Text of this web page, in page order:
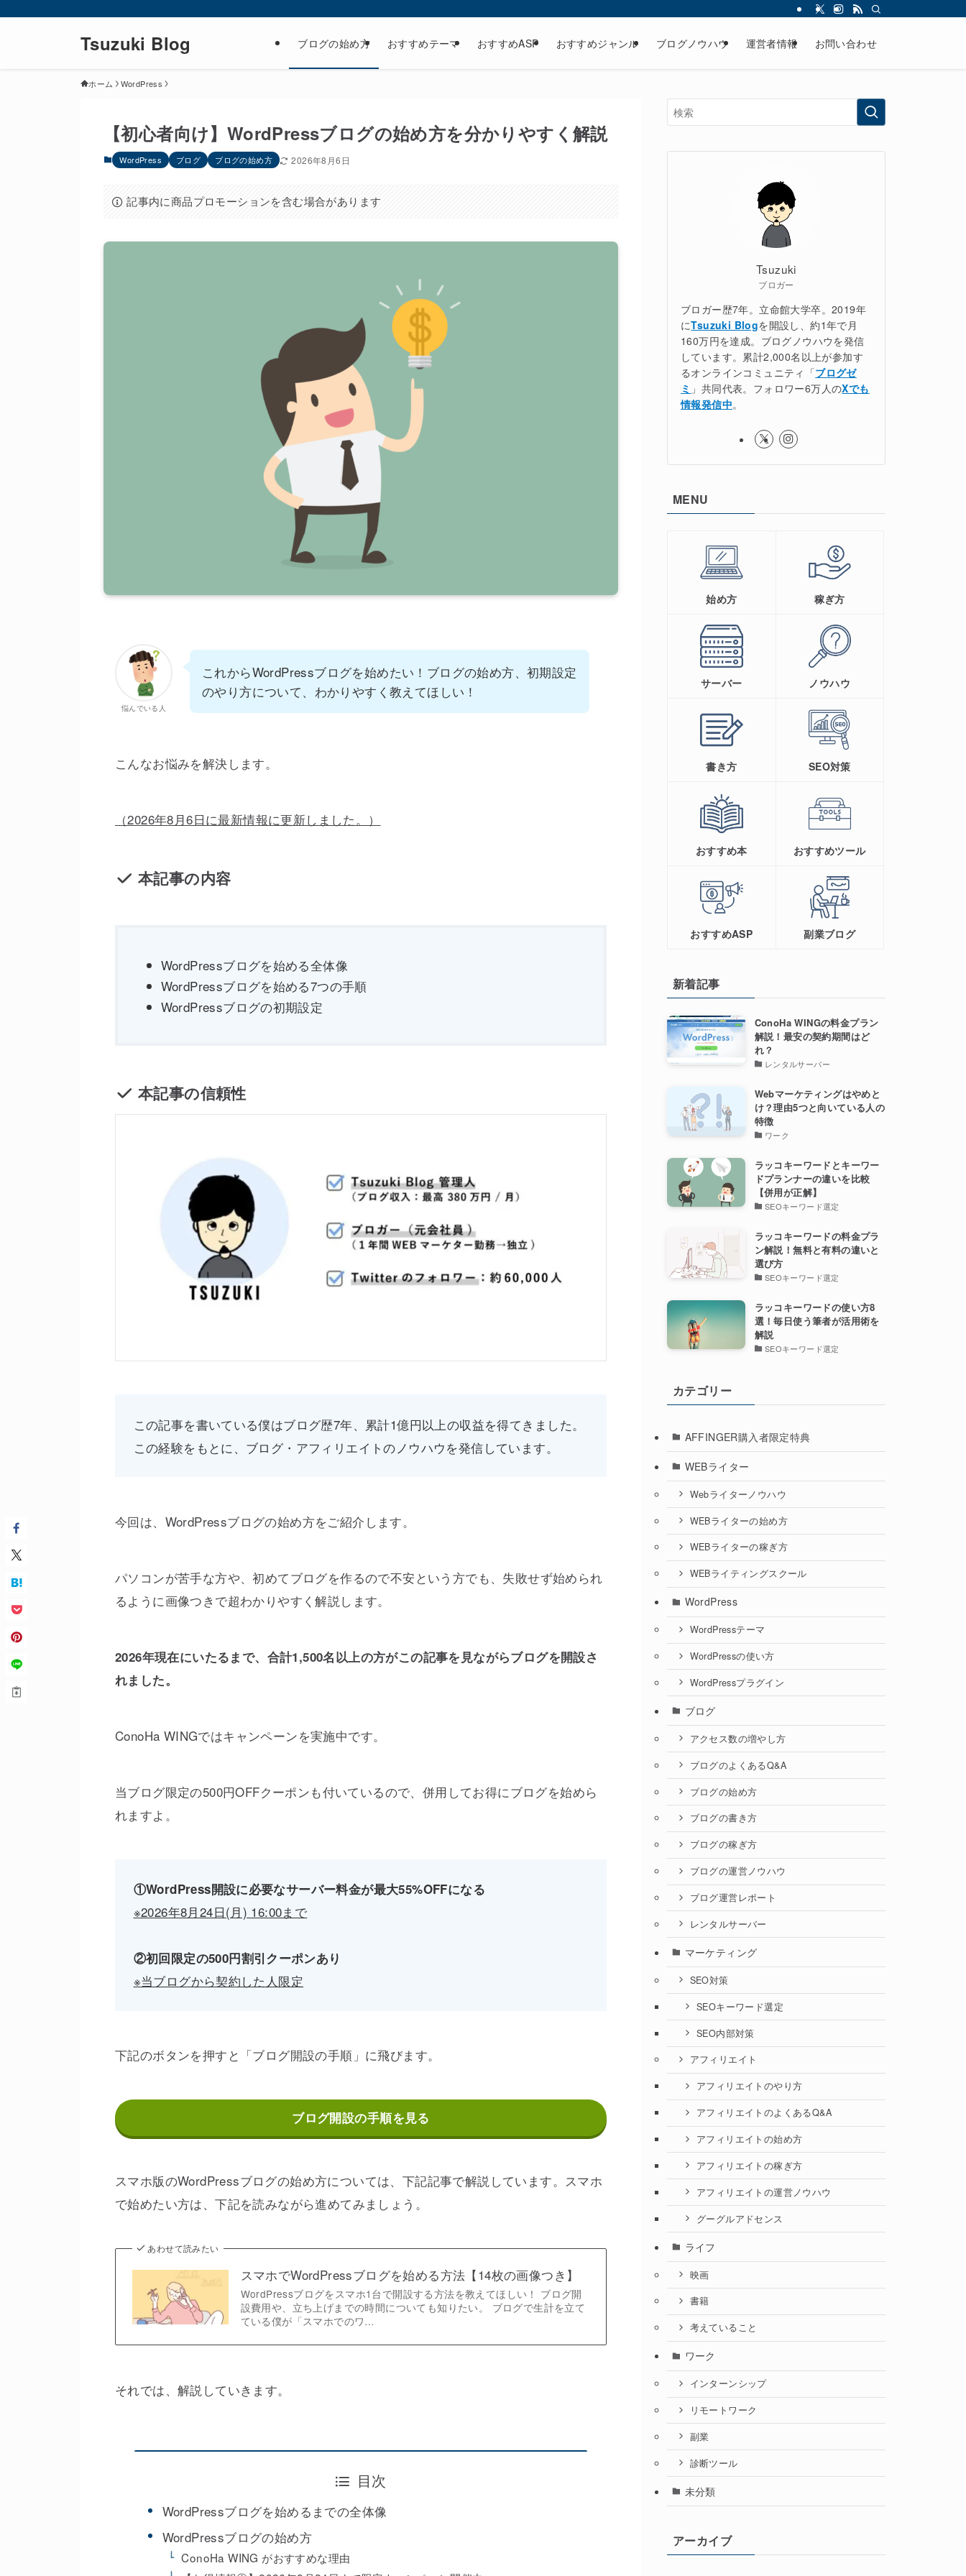
Tsuzuki Blog ブログの始め方 おすすめテーマ おすすめASP おすすめジャンル ブログノウハウ 運営者情報 お問い合わせ
ホーム WordPress
【初心者向け】WordPressブログの始め方を分かりやすく解説
WordPress ブログ ブログの始め方 2026年8月6日
記事内に商品プロモーションを含む場合があります
悩んでいる人
これからWordPressブログを始めたい！ブログの始め方、初期設定
のやり方について、わかりやすく教えてほしい！
こんなお悩みを解決します。
（2026年8月6日に最新情報に更新しました。）
本記事の内容
WordPressブログを始める全体像
WordPressブログを始める7つの手順
WordPressブログの初期設定
本記事の信頼性
この記事を書いている僕はブログ歴7年、累計1億円以上の収益を得てきました。
この経験をもとに、ブログ・アフィリエイトのノウハウを発信しています。
今回は、WordPressブログの始め方をご紹介します。
パソコンが苦手な方や、初めてブログを作るので不安という方でも、失敗せず始められ
るように画像つきで超わかりやすく解説します。
2026年現在にいたるまで、合計1,500名以上の方がこの記事を見ながらブログを開設さ
れました。
ConoHa WINGではキャンペーンを実施中です。
当ブログ限定の500円OFFクーポンも付いているので、併用してお得にブログを始めら
れますよ。
①WordPress開設に必要なサーバー料金が最大55%OFFになる
※2026年8月24日(月) 16:00まで
②初回限定の500円割引クーポンあり
※当ブログから契約した人限定
下記のボタンを押すと「ブログ開設の手順」に飛びます。
ブログ開設の手順を見る
スマホ版のWordPressブログの始め方については、下記記事で解説しています。スマホ
で始めたい方は、下記を読みながら進めてみましょう。
あわせて読みたい
スマホでWordPressブログを始める方法【14枚の画像つき】
WordPressブログをスマホ1台で開設する方法を教えてほしい！ ブログ開
設費用や、立ち上げまでの時間についても知りたい。 ブログで生計を立て
ている僕が「スマホでのワ…
それでは、解説していきます。
目次
WordPressブログを始めるまでの全体像
WordPressブログの始め方
ConoHa WING がおすすめな理由
Tsuzuki
ブロガー
ブロガー歴7年。立命館大学卒。2019年
にTsuzuki Blogを開設し、約1年で月
160万円を達成。ブログノウハウを発信
しています。累計2,000名以上が参加す
るオンラインコミュニティ「ブログゼ
ミ 」共同代表。フォロワー6万人のXでも
情報発信中。
MENU
始め方 稼ぎ方
サーバー ノウハウ
書き方 SEO対策
おすすめ本 おすすめツール
おすすめASP 副業ブログ
新着記事
ConoHa WINGの料金プラン
解説！最安の契約期間はど
れ？
レンタルサーバー
Webマーケティングはやめと
け？理由5つと向いている人の
特徴
ワーク
ラッコキーワードとキーワー
ドプランナーの違いを比較
【併用が正解】
SEOキーワード選定
ラッコキーワードの料金プラ
ン解説！無料と有料の違いと
選び方
SEOキーワード選定
ラッコキーワードの使い方8
選！毎日使う筆者が活用術を
解説
SEOキーワード選定
カテゴリー
AFFINGER購入者限定特典
WEBライター
Webライターノウハウ
WEBライターの始め方
WEBライターの稼ぎ方
WEBライティングスクール
WordPress
WordPressテーマ
WordPressの使い方
WordPressプラグイン
ブログ
アクセス数の増やし方
ブログのよくあるQ&A
ブログの始め方
ブログの書き方
ブログの稼ぎ方
ブログの運営ノウハウ
ブログ運営レポート
レンタルサーバー
マーケティング
SEO対策
SEOキーワード選定
SEO内部対策
アフィリエイト
アフィリエイトのやり方
アフィリエイトのよくあるQ&A
アフィリエイトの始め方
アフィリエイトの稼ぎ方
アフィリエイトの運営ノウハウ
グーグルアドセンス
ライフ
映画
書籍
考えていること
ワーク
インターンシップ
リモートワーク
副業
診断ツール
未分類
アーカイブ